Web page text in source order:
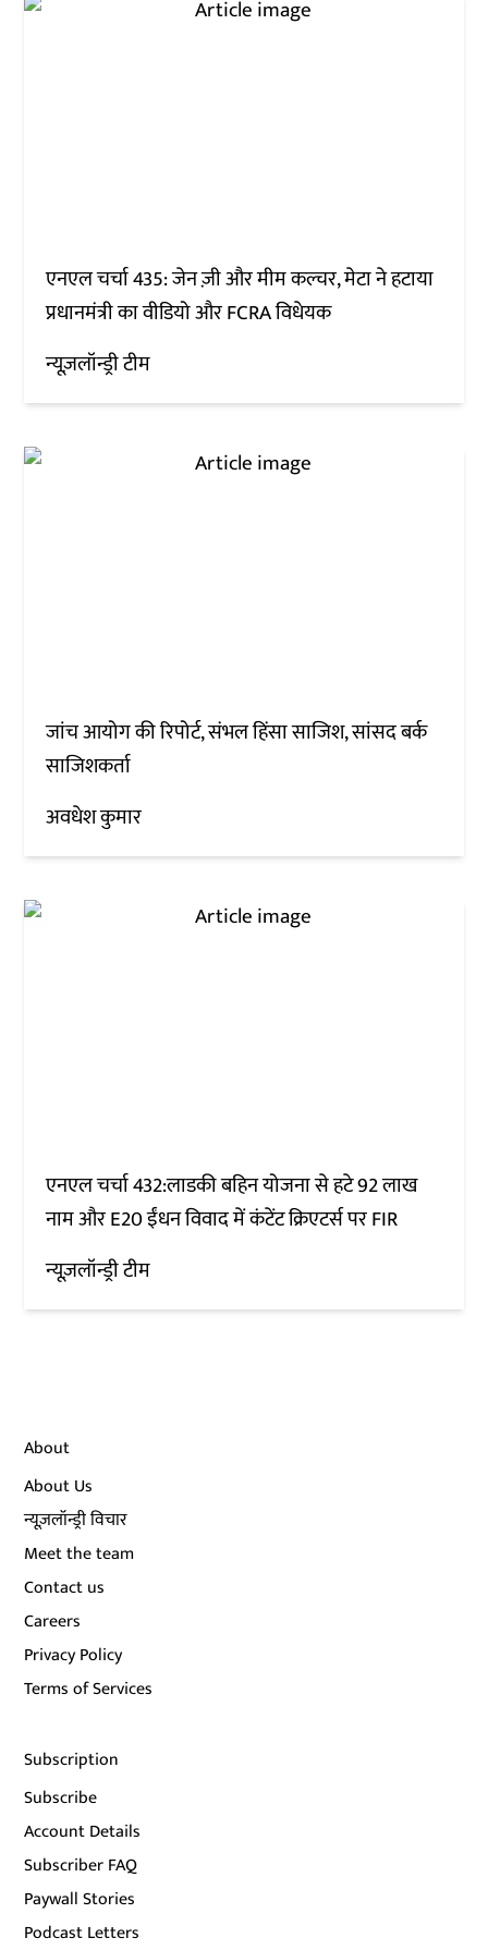
एनएल चर्चा 435: जेन ज़ी और मीम कल्चर, मेटा ने हटाया
प्रधानमंत्री का वीडियो और FCRA विधेयक
न्यूज़लॉन्ड्री टीम
जांच आयोग की रिपोर्ट, संभल हिंसा साजिश, सांसद बर्क
साजिशकर्ता
अवधेश कुमार
एनएल चर्चा 432:लाडकी बहिन योजना से हटे 92 लाख
नाम और E20 ईंधन विवाद में कंटेंट क्रिएटर्स पर FIR
न्यूज़लॉन्ड्री टीम
About
About Us
न्यूज़लॉन्ड्री विचार
Meet the team
Contact us
Careers
Privacy Policy
Terms of Services
Subscription
Subscribe
Account Details
Subscriber FAQ
Paywall Stories
Podcast Letters